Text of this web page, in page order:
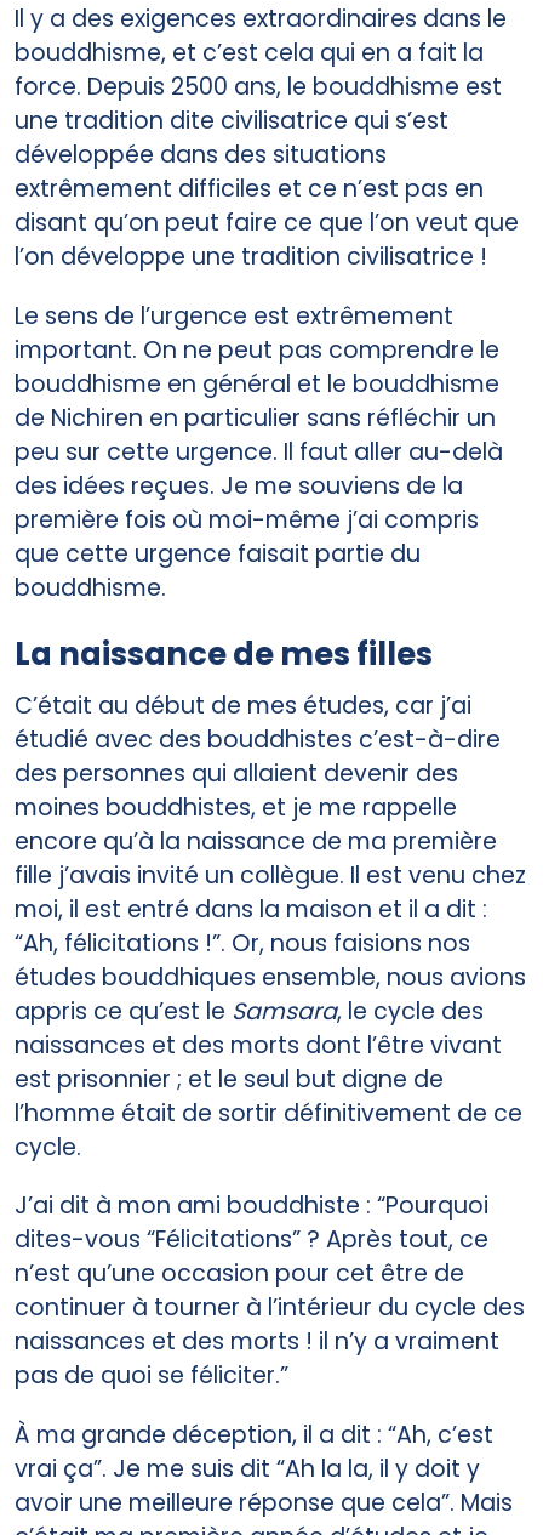
Il y a des exigences extraordinaires dans le
bouddhisme, et c’est cela qui en a fait la
force. Depuis 2500 ans, le bouddhisme est
une tradition dite civilisatrice qui s’est
développée dans des situations
extrêmement difficiles et ce n’est pas en
disant qu’on peut faire ce que l’on veut que
l’on développe une tradition civilisatrice !
Le sens de l’urgence est extrêmement
important. On ne peut pas comprendre le
bouddhisme en général et le bouddhisme
de Nichiren en particulier sans réfléchir un
peu sur cette urgence. Il faut aller au-delà
des idées reçues. Je me souviens de la
première fois où moi-même j’ai compris
que cette urgence faisait partie du
bouddhisme.
La naissance de mes filles
C’était au début de mes études, car j’ai
étudié avec des bouddhistes c’est-à-dire
des personnes qui allaient devenir des
moines bouddhistes, et je me rappelle
encore qu’à la naissance de ma première
fille j’avais invité un collègue. Il est venu chez
moi, il est entré dans la maison et il a dit :
“Ah, félicitations !”. Or, nous faisions nos
études bouddhiques ensemble, nous avions
appris ce qu’est le Samsara, le cycle des
naissances et des morts dont l’être vivant
est prisonnier ; et le seul but digne de
l’homme était de sortir définitivement de ce
cycle.
J’ai dit à mon ami bouddhiste : “Pourquoi
dites-vous “Félicitations” ? Après tout, ce
n’est qu’une occasion pour cet être de
continuer à tourner à l’intérieur du cycle des
naissances et des morts ! il n’y a vraiment
pas de quoi se féliciter.”
À ma grande déception, il a dit : “Ah, c’est
vrai ça”. Je me suis dit “Ah la la, il y doit y
avoir une meilleure réponse que cela”. Mais